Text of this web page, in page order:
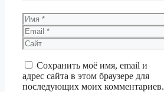
Имя
Email
Сайт
Сохранить моё имя, email и
адрес сайта в этом браузере для
последующих моих комментариев.